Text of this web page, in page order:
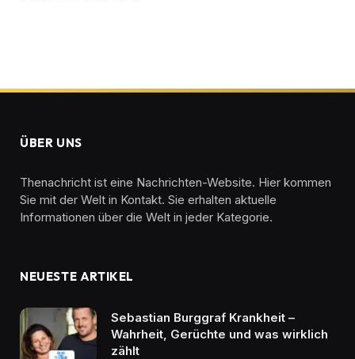
ÜBER UNS
Thenachricht ist eine Nachrichten-Website. Hier kommen
Sie mit der Welt in Kontakt. Sie erhalten aktuelle
Informationen über die Welt in jeder Kategorie.
NEUESTE ARTIKEL
Sebastian Burggraf Krankheit –
Wahrheit, Gerüchte und was wirklich
zählt